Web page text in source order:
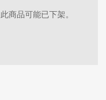
商品可能已下架。